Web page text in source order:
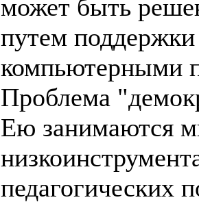
может быть
путем
компьютерными
Проблема
Ею занимаются
педагогических